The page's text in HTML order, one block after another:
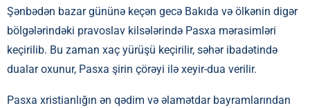
Şənbədən bazar gününə keçən gecə Bakıda və ölkənin digər
bölgələrindəki pravoslav kilsələrində Pasxa mərasimləri
keçirilib. Bu zaman xaç yürüşü keçirilir, səhər ibadətində
dualar oxunur, Pasxa şirin çörəyi ilə xeyir-dua verilir.
Pasxa xristianlığın ən qədim və əlamətdar bayramlarından